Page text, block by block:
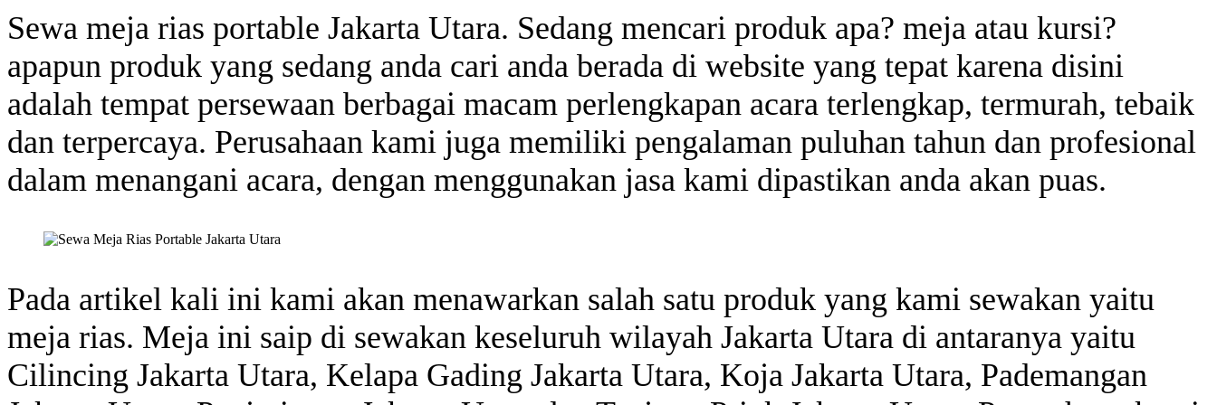
Sewa meja rias portable Jakarta Utara. Sedang mencari produk apa? meja atau kursi?
apapun produk yang sedang anda cari anda berada di website yang tepat karena disini
adalah tempat persewaan berbagai macam perlengkapan acara terlengkap, termurah, tebaik
dan terpercaya. Perusahaan kami juga memiliki pengalaman puluhan tahun dan profesional
dalam menangani acara, dengan menggunakan jasa kami dipastikan anda akan puas.
Pada artikel kali ini kami akan menawarkan salah satu produk yang kami sewakan yaitu
meja rias. Meja ini saip di sewakan keseluruh wilayah Jakarta Utara di antaranya yaitu
Cilincing Jakarta Utara, Kelapa Gading Jakarta Utara, Koja Jakarta Utara, Pademangan